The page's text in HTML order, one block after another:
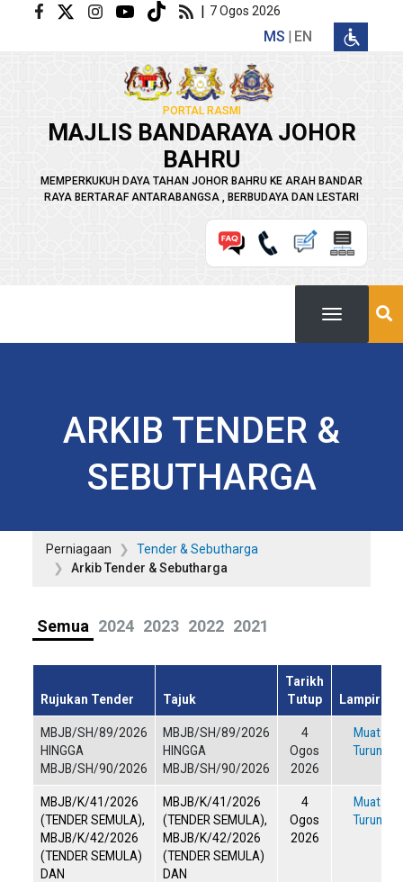
Langkau ke kandungan utama | 7 Ogos 2026
MS EN
PORTAL RASMI
MAJLIS BANDARAYA JOHOR
BAHRU
MEMPERKUKUH DAYA TAHAN JOHOR BAHRU KE ARAH BANDAR
RAYA BERTARAF ANTARABANGSA , BERBUDAYA DAN LESTARI
ARKIB TENDER &
SEBUTHARGA
Perniagaan
Tender & Sebutharga
Arkib Tender & Sebutharga
Semua 2024 2023 2022 2021
Rujukan Tender Tajuk
Tarikh
Tutup
Lampiran
MBJB/SH/89/2026
HINGGA
MBJB/SH/90/2026
MBJB/SH/89/2026
HINGGA
MBJB/SH/90/2026
4
Ogos
2026
Muat
Turun
MBJB/K/41/2026
(TENDER SEMULA),
MBJB/K/42/2026
(TENDER SEMULA)
DAN
MBJB/K/41/2026
(TENDER SEMULA),
MBJB/K/42/2026
(TENDER SEMULA)
DAN
4
Ogos
2026
Muat
Turun